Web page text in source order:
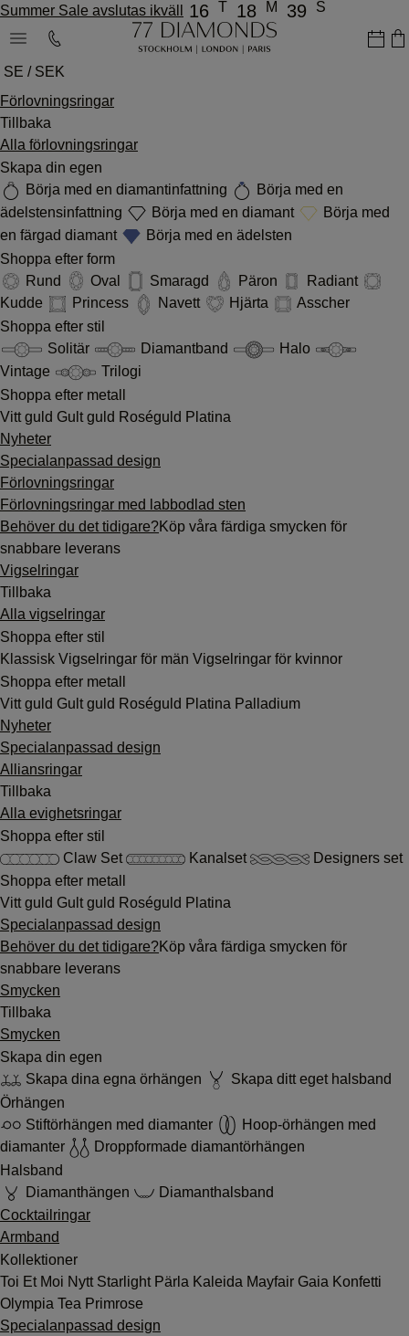
Summer Sale avslutas ikväll 16 T 18 M 39 S
SE / SEK
Förlovningsringar
Tillbaka
Alla förlovningsringar
Skapa din egen
Börja med en diamantinfattning
Börja med en
ädelstensinfattning
Börja med en diamant
Börja med
en färgad diamant
Börja med en ädelsten
Shoppa efter form
Rund
Oval Smaragd Päron
Radiant
Kudde
Princess Navett Hjärta
Asscher
Shoppa efter stil
Solitär
Diamantband
Halo
Vintage
Trilogi
Shoppa efter metall
Vitt guld Gult guld Roséguld Platina
Nyheter
Specialanpassad design
Förlovningsringar
Förlovningsringar med labbodlad sten
Behöver du det tidigare?Köp våra färdiga smycken för
snabbare leverans
Vigselringar
Tillbaka
Alla vigselringar
Shoppa efter stil
Klassisk Vigselringar för män Vigselringar för kvinnor
Shoppa efter metall
Vitt guld Gult guld Roséguld Platina Palladium
Nyheter
Specialanpassad design
Alliansringar
Tillbaka
Alla evighetsringar
Shoppa efter stil
Claw Set
Kanalset
Designers set
Shoppa efter metall
Vitt guld Gult guld Roséguld Platina
Specialanpassad design
Behöver du det tidigare?Köp våra färdiga smycken för
snabbare leverans
Smycken
Tillbaka
Smycken
Skapa din egen
Skapa dina egna örhängen
Skapa ditt eget halsband
Örhängen
Stiftörhängen med diamanter
Hoop-örhängen med
diamanter
Droppformade diamantörhängen
Halsband
Diamanthängen
Diamanthalsband
Cocktailringar
Armband
Kollektioner
Toi Et Moi NyttStarlight Pärla Kaleida Mayfair Gaia Konfetti
Olympia Tea Primrose
Specialanpassad design